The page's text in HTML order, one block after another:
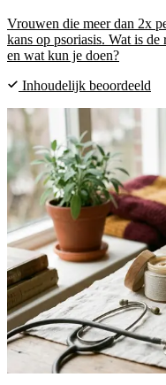
Vrouwen die meer dan 2x
kans op psoriasis. Wat is
en wat kun je doen?
Inhoudelijk beoordeeld